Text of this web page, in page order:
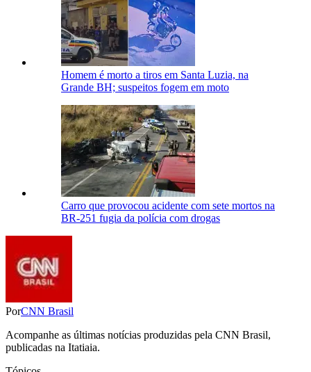
Homem é morto a tiros em Santa Luzia, na
Grande BH; suspeitos fogem em moto
Carro que provocou acidente com sete mortos na
BR-251 fugia da polícia com drogas
PorCNN Brasil
Acompanhe as últimas notícias produzidas pela CNN Brasil,
publicadas na Itatiaia.